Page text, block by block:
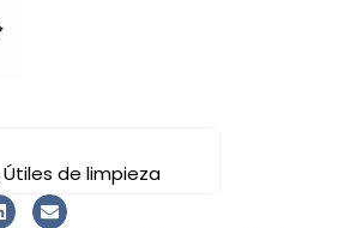
Útiles de limpieza